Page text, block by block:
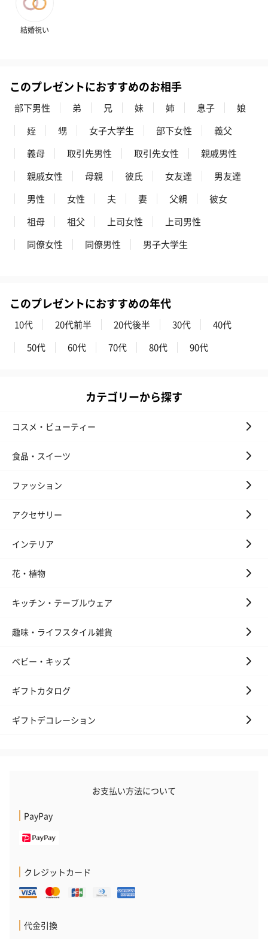
結婚祝い
このプレゼントにおすすめのお相手
部下男性 弟 兄 妹 姉 息子
娘
姪
甥 女子大学生 部下女性
義父
義母
取引先男性 取引先女性
親戚男性
親戚女性
母親 彼氏 女友達
男友達
男性
女性 夫 妻 父親
彼女
祖母
祖父 上司女性
上司男性
同僚女性
同僚男性 男子大学生
このプレゼントにおすすめの年代
10代 20代前半 20代後半 30代
40代
50代
60代 70代 80代 90代
カテゴリーから探す
コスメ・ビューティー
食品・スイーツ
ファッション
アクセサリー
インテリア
花・植物
キッチン・テーブルウェア
趣味・ライフスタイル雑貨
ベビー・キッズ
ギフトカタログ
ギフトデコレーション
お支払い方法について
PayPay
クレジットカード
代金引換